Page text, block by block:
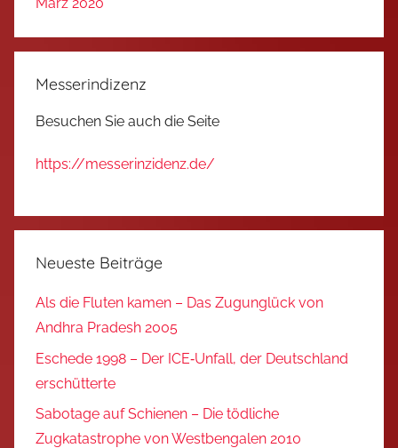
Messerindizenz
Besuchen Sie auch die Seite
https://messerinzidenz.de/
Neueste Beiträge
Als die Fluten kamen – Das Zugunglück von
Andhra Pradesh 2005
Eschede 1998 – Der ICE‑Unfall, der Deutschland
erschütterte
Sabotage auf Schienen – Die tödliche
Zugkatastrophe von Westbengalen 2010